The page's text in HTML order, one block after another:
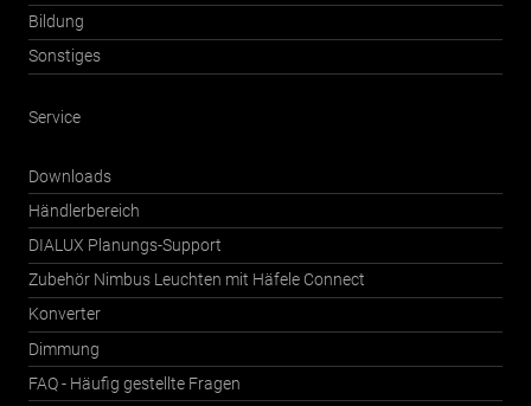
Bildung
Sonstiges
Service
Downloads
Händlerbereich
DIALUX Planungs-Support
Zubehör Nimbus Leuchten mit Häfele Connect
Konverter
Dimmung
FAQ - Häufig gestellte Fragen